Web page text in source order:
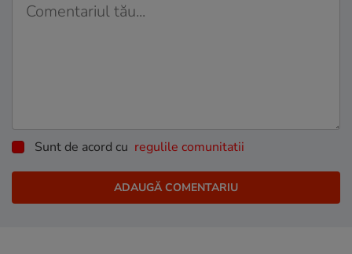
Sunt de acord cu regulile comunitatii